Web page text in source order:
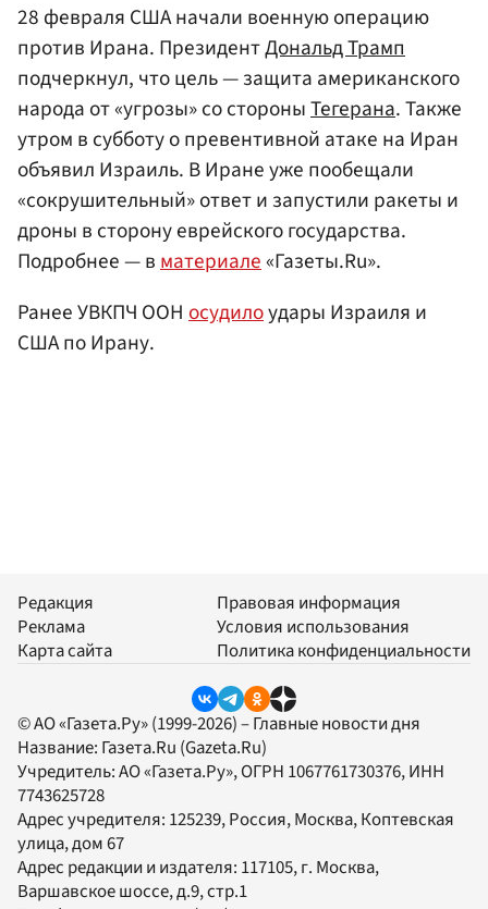
28 февраля США начали военную операцию
против Ирана. ПрезидентДональд Трамп
подчеркнул, что цель — защита американского
народа от «угрозы» со стороныТегерана. Также
утром в субботу о превентивной атаке на Иран
объявил Израиль. В Иране уже пообещали
«сокрушительный» ответ и запустили ракеты и
дроны в сторону еврейского государства.
Подробнее — вматериале«Газеты.Ru».
Ранее УВКПЧ ООН осудилоудары Израиля и
США по Ирану.
Редакция
Реклама
Карта сайта
Правовая информация
Условия использования
Политика конфиденциальности
© АО «Газета.Ру» (1999-2026) – Главные новости дня
Название: Газета.Ru (Gazeta.Ru)
Учредитель:АО «Газета.Ру», ОГРН 1067761730376, ИНН
7743625728
Адрес учредителя: 125239, Россия, Москва, Коптевская
улица, дом 67
Адрес редакции и издателя: 117105, г. Москва,
Варшавское шоссе, д.9, стр.1